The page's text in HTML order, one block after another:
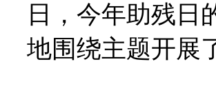
日，今年助残日
地围绕主题开展